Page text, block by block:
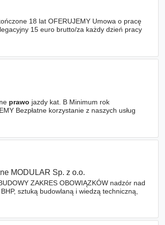
18 lat OFERUJEMY Umowa o pracę
15 euro brutto/za każdy dzień pracy
prawo jazdy kat. B Minimum rok
Bezpłatne korzystanie z naszych usług
MODULAR Sp. z o.o.
ZAKRES OBOWIĄZKÓW nadzór nad
sztuką budowlaną i wiedzą techniczną,